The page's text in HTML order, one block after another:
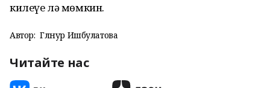
килеүе лә мөмкин.
Автор: Гөлнур Ишбулатова
Читайте нас